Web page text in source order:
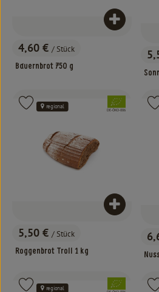
, Preis:
4,60 € / Stück
Bauernbrot 750 g
Produkt
,
, Preis:
5,50 € / Stück
Roggenbrot Troll 1 kg
Produkt
, Verband:
, Kontrollstelle:
DE-ÖKO-006
regional
Produkt zu Favouriten hinzufügen
,
, Verband:
regional
Produkt zu Favouriten hinzufügen